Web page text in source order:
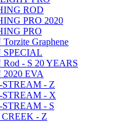
ROD
PRO 2020
PRO
Graphene
- S 20 YEARS
EVA
- Z
- X
- S
- Z